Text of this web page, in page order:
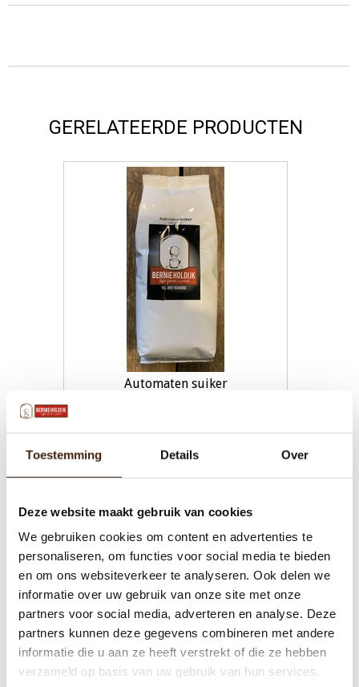
Toestemming Details Over
Deze website maakt gebruik van cookies
We gebruiken cookies om content en advertenties te
personaliseren, om functies voor social media te bieden
en om ons websiteverkeer te analyseren. Ook delen we
informatie over uw gebruik van onze site met onze
partners voor social media, adverteren en analyse. Deze
partners kunnen deze gegevens combineren met andere
informatie die u aan ze heeft verstrekt of die ze hebben
verzameld op basis van uw gebruik van hun services.
GERELATEERDE PRODUCTEN
Automaten suiker
€3,00
Toevoegen aan winkelwagen